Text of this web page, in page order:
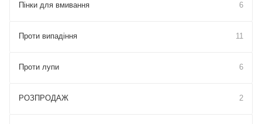
Пінки для вмивання 6
Проти випадіння 11
Проти лупи 6
РОЗПРОДАЖ 2